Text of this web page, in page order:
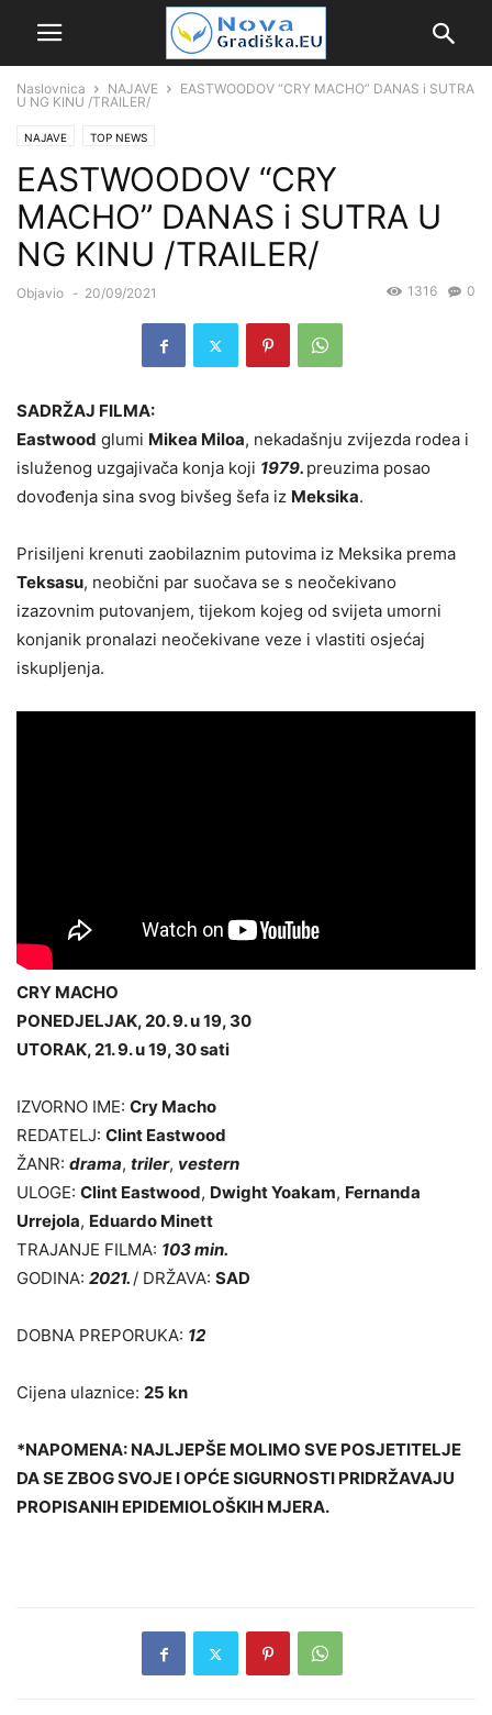
Naslovnica NAJAVE
EASTWOODOV “CRY MACHO” DANAS i SUTRA
U NG KINU /TRAILER/
NAJAVE TOP NEWS
EASTWOODOV “CRY
MACHO” DANAS i SUTRA U
NG KINU /TRAILER/
Objavio - 20/09/2021 0
1316
SADRŽAJ FILMA:
Eastwood glumi Mikea Miloa, nekadašnju zvijezda rodea i
isluženog uzgajivača konja koji 1979. preuzima posao
dovođenja sina svog bivšeg šefa iz Meksika.
Prisiljeni krenuti zaobilaznim putovima iz Meksika prema
Teksasu, neobični par suočava se s neočekivano
izazovnim putovanjem, tijekom kojeg od svijeta umorni
konjanik pronalazi neočekivane veze i vlastiti osjećaj
iskupljenja.
CRY MACHO
PONEDJELJAK, 20. 9. u 19, 30
UTORAK, 21. 9. u 19, 30 sati
IZVORNO IME: Cry Macho
REDATELJ: Clint Eastwood
ŽANR: drama, triler, vestern
ULOGE: Clint Eastwood, Dwight Yoakam, Fernanda
Urrejola, Eduardo Minett
TRAJANJE FILMA: 103 min.
GODINA: 2021. / DRŽAVA: SAD
DOBNA PREPORUKA: 12
Cijena ulaznice: 25 kn
*NAPOMENA: NAJLJEPŠE MOLIMO SVE POSJETITELJE
DA SE ZBOG SVOJE I OPĆE SIGURNOSTI PRIDRŽAVAJU
PROPISANIH EPIDEMIOLOŠKIH MJERA.